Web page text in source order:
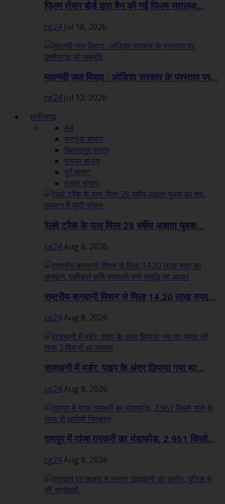
फिल्म सेंसर बोर्ड द्वारा बैन की गई फिल्म सतलज...
cg24 Jul 18, 2026
महानदी जल विवाद : ओडिशा सरकार के प्रस्ताव पर...
cg24 Jul 12, 2026
छत्तीसगढ़
All
सरगुजा संभाग
बिलासपुर संभाग
रायपुर संभाग
दुर्ग संभाग
बस्तर संभाग
रेलवे ट्रैक के पास मिला 28 वर्षीय अज्ञात युवक...
cg24Aug 8, 2026
राष्ट्रीय बागवानी मिशन से मिला 14.20 लाख रुपए...
cg24Aug 8, 2026
राजधानी में मर्डर, पाइप के अंदर छिपाया गया था...
cg24Aug 8, 2026
रायपुर में गांजा तस्करी का भंडाफोड़, 2.961 किलो...
cg24Aug 8, 2026